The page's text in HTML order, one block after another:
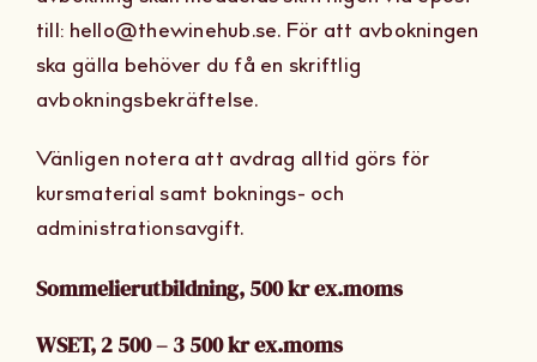
till: hello@thewinehub.se. För att avbokningen
ska gälla behöver du få en skriftlig
avbokningsbekräftelse.
Vänligen notera att avdrag alltid görs för
kursmaterial samt boknings- och
administrationsavgift.
Sommelierutbildning, 500 kr ex.moms
WSET, 2 500 – 3 500 kr ex.moms